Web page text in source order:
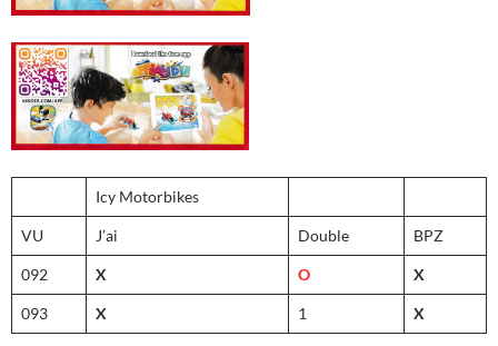
Icy Motorbikes
VU J’ai Double BPZ
092 X O X
093 X 1 X